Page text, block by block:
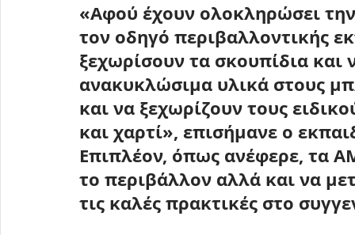
«Αφού έχουν ολοκληρώσει
τον οδηγό περιβαλλοντικής
ξεχωρίσουν τα σκουπίδια
ανακυκλώσιμα υλικά στους
και να ξεχωρίζουν τους
και χαρτί», επισήμανε ο
Επιπλέον, όπως ανέφερε, τα
το περιβάλλον αλλά και να
τις καλές πρακτικές στο